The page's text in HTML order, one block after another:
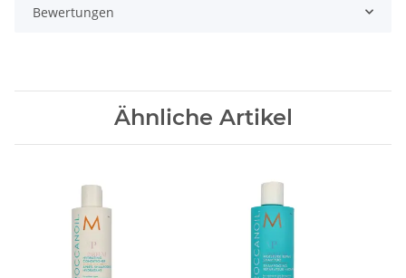
Bewertungen
Ähnliche Artikel